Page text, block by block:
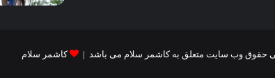
کاشمر سلام